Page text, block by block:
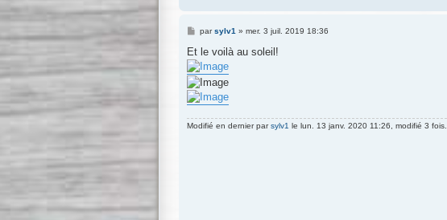
M
s
s
a
g
e
parsylv1 » mer. 3 juil. 2019 18:36
Et le voilà au soleil!
Modifié en dernier parsylv1 le lun. 13 janv. 2020 11:26, modifié 3 fois.